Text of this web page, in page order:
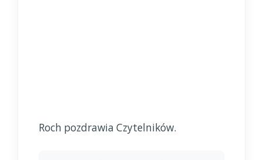
Roch pozdrawia Czytelników.